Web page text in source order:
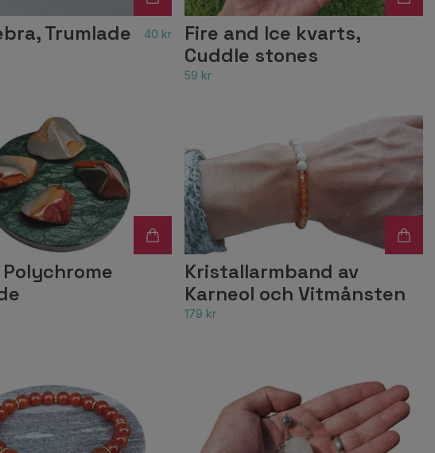
Trumlade 40 kr
Fire and Ice kvarts,
Cuddle stones
59 kr
Kristallarmband av
Karneol och Vitmånsten
179 kr